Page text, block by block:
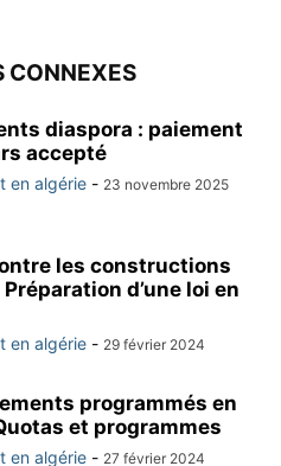
CONNEXES
diaspora : paiement
accepté
en algérie - 23 novembre 2025
les constructions
d’une loi en
en algérie - 29 février 2024
programmés en
et programmes
en algérie - 27 février 2024